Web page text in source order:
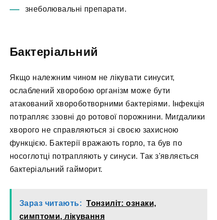
знеболювальні препарати.
Бактеріальний
Якщо належним чином не лікувати синусит,
ослаблений хворобою організм може бути
атакований хвороботворними бактеріями. Інфекція
потрапляє ззовні до ротової порожнини. Мигдалики
хворого не справляються зі своєю захисною
функцією. Бактерії вражають горло, та був по
носоглотці потрапляють у синуси. Так з'являється
бактеріальний гайморит.
Зараз читають: Тонзиліт: ознаки,
симптоми, лікування